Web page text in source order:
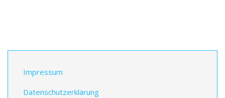
Impressum
Datenschutzerklärung